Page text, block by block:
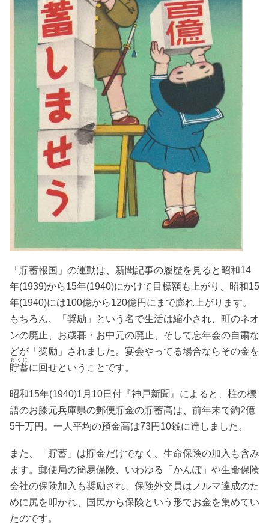
「貯蓄報国」の運動は、新聞記事の履歴を見ると昭和14
年(1939)から15年(1940)にかけて目標額も上がり、昭和15
年(1940)には100億から120億円にまで膨れ上がります。
もちろん、「奨励」という名で生活は縮小され、町のネオ
ンの廃止、お歳暮・お中元の廃止、そして忘年会の自粛な
どが「奨励」されました。宴会やってる場合ならその金を
貯蓄
おくに
に回せということです。
昭和15年(1940)1月10日付『神戸新聞』によると、柱の標
語のお膝元兵庫県の郵便貯金の貯蓄高は、前年末で約2億
5千万円。一人平均の預金高は73円10銭に達しました。
また、「貯蓄」は貯金だけでなく、生命保険の加入も含み
ます。郵便局の簡易保険、いわゆる「かんぽ」や生命保険
会社の保険加入も奨励され、保険外交員はノルマ達成のた
めに尻を叩かれ、国民から保険という形でお金を集めてい
たのです。